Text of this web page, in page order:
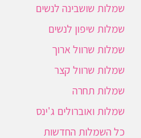
שמלות שושבינה לנשים
שמלות שיפון לנשים
שמלות שרוול ארוך
שמלות שרוול קצר
שמלות תחרה
שמלות ואוברולים ג'ינס
כל השמלות החדשות